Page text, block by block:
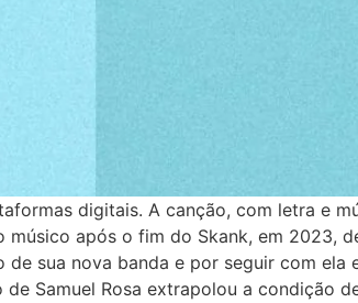
digitais. A canção, com letra e
após o fim do Skank, em 2023,
sua nova banda e por seguir com ela
Samuel Rosa extrapolou a condição